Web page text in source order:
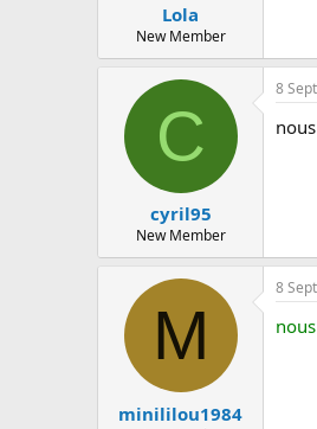
Lola
New Member
C
cyril95
New Member
8
M
minililou1984
8